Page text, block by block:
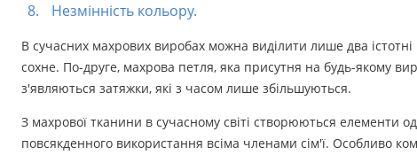
Незмінність кольору.
В сучасних махрових виробах можна виділити лише два
сохне. По-друге, махрова петля, яка присутня на будь-якому
з'являються затяжки, які з часом лише збільшуються.
З махрової тканини в сучасному світі створюються елементи
повсякденного використання всіма членами сім'ї. Особливо